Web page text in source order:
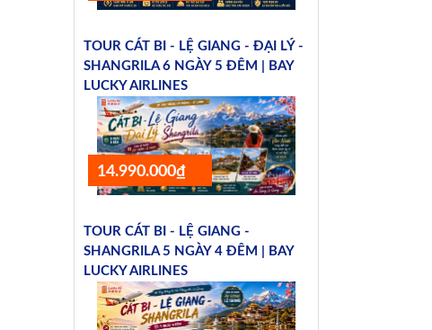
TOUR CÁT BI - LỆ GIANG - ĐẠI LÝ -
SHANGRILA 6 NGÀY 5 ĐÊM | BAY
LUCKY AIRLINES
14.990.000₫
TOUR CÁT BI - LỆ GIANG -
SHANGRILA 5 NGÀY 4 ĐÊM | BAY
LUCKY AIRLINES